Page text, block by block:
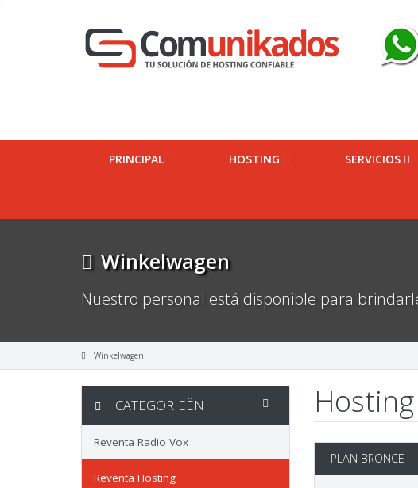
PRINCIPAL HOSTING SERVICIOS
Winkelwagen
Nuestro personal está disponible para
Winkelwagen
CATEGORIEËN
Reventa Radio Vox
Reventa Hosting
PLAN BRONCE